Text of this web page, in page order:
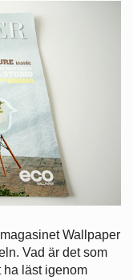
Wallpaper
Vad är det som
ha läst igenom